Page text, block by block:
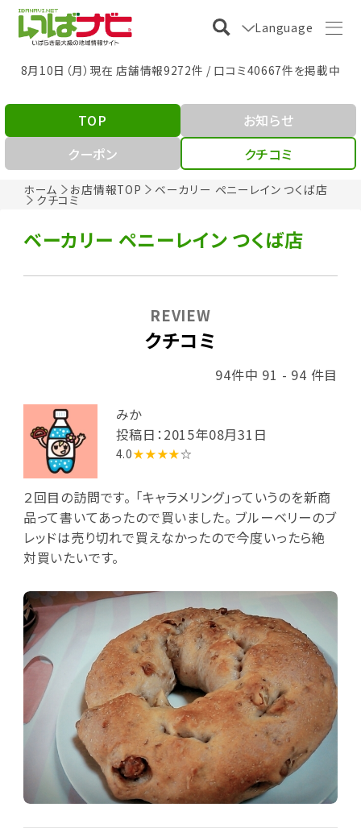
Language
8月10日（月）現在 店舗情報9272件 / 口コミ40667件を掲載中
ホーム お店情報TOP ベーカリー ペニーレイン つくば店
クチコミ
TOP
お知らせ
クーポン
クチコミ
ベーカリー ペニーレイン つくば店
クチコミ
REVIEW
94件中 91 - 94 件目
みか
投稿日：2015年08月31日
4.0★★★★☆
２回目の訪問です。 「キャラメリング」っていうのを新商
品って書いてあったので買いました。 ブルーベリーのブ
レッドは売り切れで買えなかったので今度いったら絶
対買いたいです。